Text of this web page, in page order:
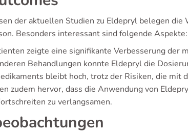
der aktuellen Studien zu Eldepryl belegen
Besonders interessant sind folgende Aspekte:
zeigte eine signifikante Verbesserung der
Behandlungen konnte Eldepryl die
bleibt hoch, trotz der Risiken, die mit
zudem hervor, dass die Anwendung von
zu verlangsamen.